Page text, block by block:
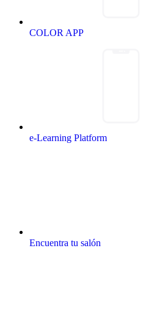
COLOR APP
e-Learning Platform
Encuentra tu salón